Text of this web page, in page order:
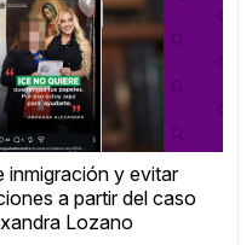
inmigración y evitar
a partir del caso
Lozano